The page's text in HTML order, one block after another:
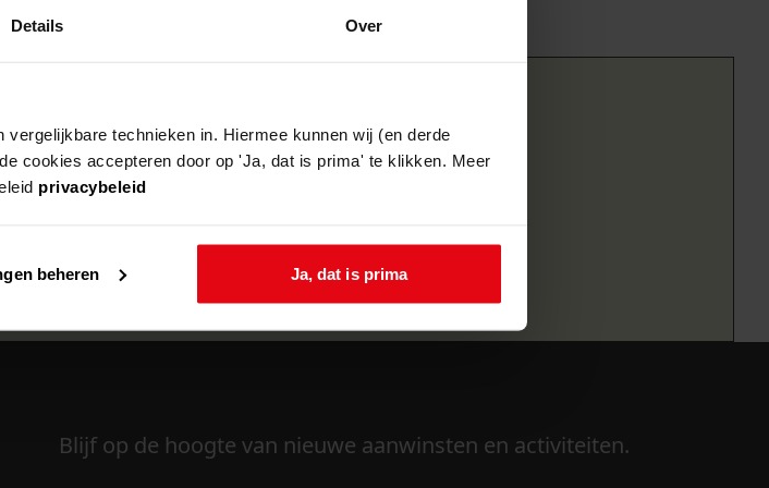
Details Over
technieken in. Hiermee kunnen wij (en derde
cookies accepteren door op 'Ja, dat is prima' te klikken. Meer
privacybeleid
beheren Ja, dat is prima
Blijf op de hoogte van nieuwe aanwinsten en activiteiten.